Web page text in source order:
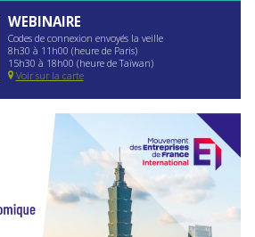
WEBINAIRE
Codes de connexion envoyés la veille
8h30 à 11h00 (heure de Paris)
15h30 à 18h00 (heure de Taïwan)
Voir sur la carte